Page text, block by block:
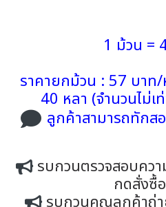
1 ม้วน =
ราคายกม้วน : 57 บาท/
40 หลา (จำนวนไม่เ
ลูกค้าสามารถทักส
รบกวนตรวจสอบคว
กดสั่งซื้